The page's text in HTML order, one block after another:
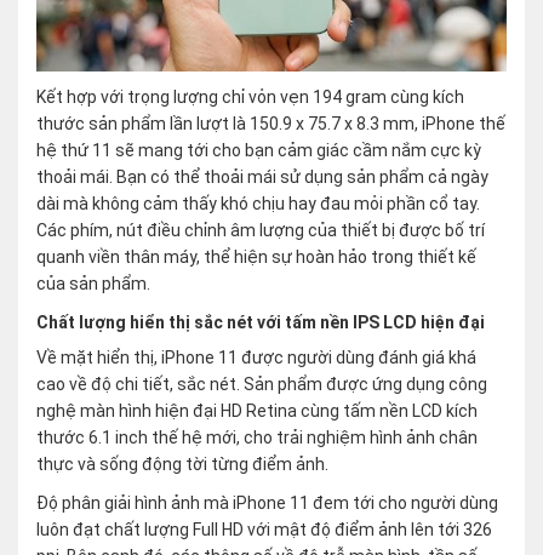
Kết hợp với trọng lượng chỉ vỏn vẹn 194 gram cùng kích
thước sản phẩm lần lượt là 150.9 x 75.7 x 8.3 mm, iPhone thế
hệ thứ 11 sẽ mang tới cho bạn cảm giác cầm nắm cực kỳ
thoải mái. Bạn có thể thoải mái sử dụng sản phẩm cả ngày
dài mà không cảm thấy khó chịu hay đau mỏi phần cổ tay.
Các phím, nút điều chỉnh âm lượng của thiết bị được bố trí
quanh viền thân máy, thể hiện sự hoàn hảo trong thiết kế
của sản phẩm.
Chất lượng hiển thị sắc nét với tấm nền IPS LCD hiện đại
Về mặt hiển thị, iPhone 11 được người dùng đánh giá khá
cao về độ chi tiết, sắc nét. Sản phẩm được ứng dụng công
nghệ màn hình hiện đại HD Retina cùng tấm nền LCD kích
thước 6.1 inch thế hệ mới, cho trải nghiệm hình ảnh chân
thực và sống động tời từng điểm ảnh.
Độ phân giải hình ảnh mà iPhone 11 đem tới cho người dùng
luôn đạt chất lượng Full HD với mật độ điểm ảnh lên tới 326